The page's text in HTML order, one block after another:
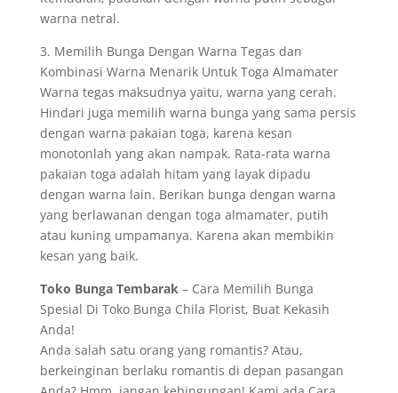
warna netral.
3. Memilih Bunga Dengan Warna Tegas dan
Kombinasi Warna Menarik Untuk Toga Almamater
Warna tegas maksudnya yaitu, warna yang cerah.
Hindari juga memilih warna bunga yang sama persis
dengan warna pakaian toga, karena kesan
monotonlah yang akan nampak. Rata-rata warna
pakaian toga adalah hitam yang layak dipadu
dengan warna lain. Berikan bunga dengan warna
yang berlawanan dengan toga almamater, putih
atau kuning umpamanya. Karena akan membikin
kesan yang baik.
Toko Bunga Tembarak– Cara Memilih Bunga
Spesial Di Toko Bunga Chila Florist, Buat Kekasih
Anda!
Anda salah satu orang yang romantis? Atau,
berkeinginan berlaku romantis di depan pasangan